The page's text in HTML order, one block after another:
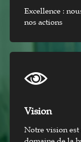
Excellence :
nos actions
Vision​
Notre vision est